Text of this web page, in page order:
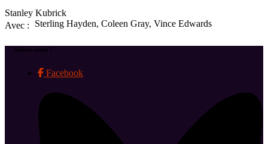
Stanley Kubrick
Avec :
Sterling Hayden, Coleen Gray, Vince Edwards
Suivez-nous !
Facebook